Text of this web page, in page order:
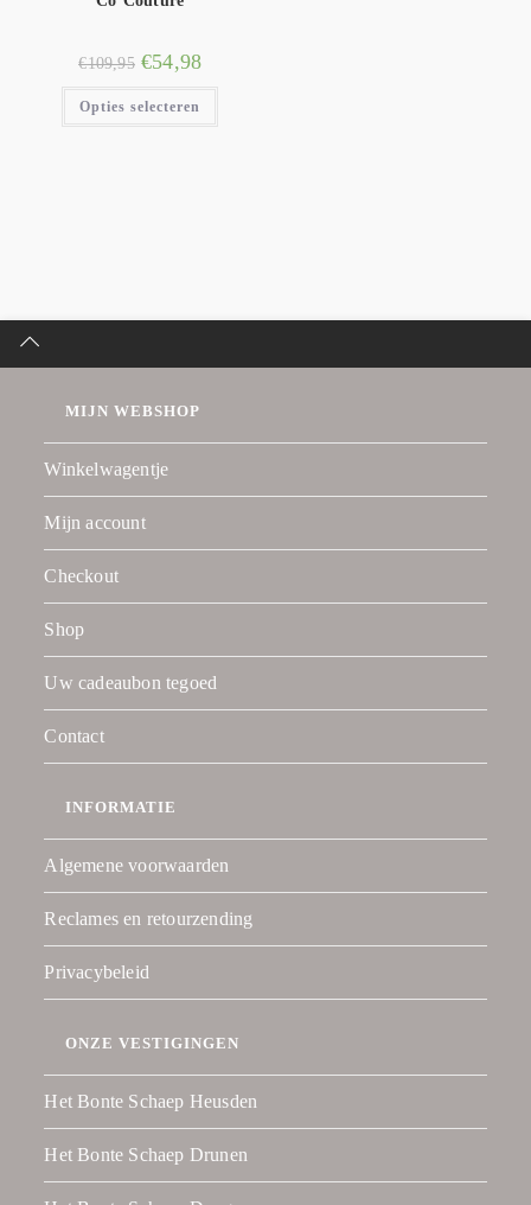
€109,95 €54,98
Opties selecteren
MIJN WEBSHOP
Winkelwagentje
Mijn account
Checkout
Shop
Uw cadeaubon tegoed
Contact
INFORMATIE
Algemene voorwaarden
Reclames en retourzending
Privacybeleid
ONZE VESTIGINGEN
Het Bonte Schaep Heusden
Het Bonte Schaep Drunen